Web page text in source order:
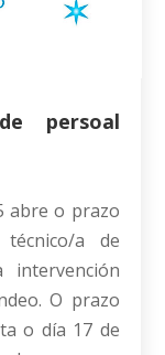
persoal
abre o prazo
a de
intervención
O prazo
o día 17 de